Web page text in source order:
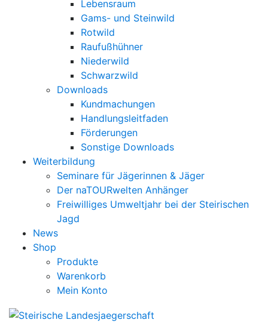
Lebensraum
Gams- und Steinwild
Rotwild
Raufußhühner
Niederwild
Schwarzwild
Downloads
Kundmachungen
Handlungsleitfaden
Förderungen
Sonstige Downloads
Weiterbildung
Seminare für Jägerinnen & Jäger
Der naTOURwelten Anhänger
Freiwilliges Umweltjahr bei der Steirischen
Jagd
News
Shop
Produkte
Warenkorb
Mein Konto